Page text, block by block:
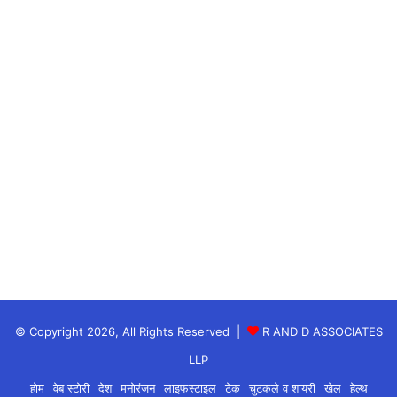
Alia-Ranbir wedding:रणबीर-आलिया
शादी के बंधन में बंधे,सामने आई फोटोज-
© Copyright 2026, All Rights Reserved |
R AND D ASSOCIATES
LLP
होम
वेब स्टोरी देश मनोरंजन लाइफस्टाइल टेक चुटकले व शायरी खेल हेल्थ